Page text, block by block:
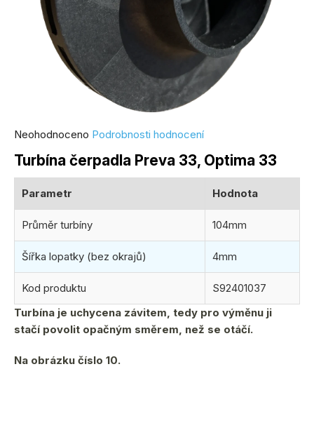
Turbína čerpadla Preva 33, Optima 33
Průměrné
produktu
0,0
hvězdiček.
Neohodnoceno Podrobnosti hodnocení
Parametr Hodnota
Průměr turbíny 104mm
Šířka lopatky (bez okrajů) 4mm
Kod produktu
S92401037
Turbína je uchycena závitem, tedy pro výměnu ji
stačí povolit opačným směrem, než se otáčí.
Na obrázku číslo 10.